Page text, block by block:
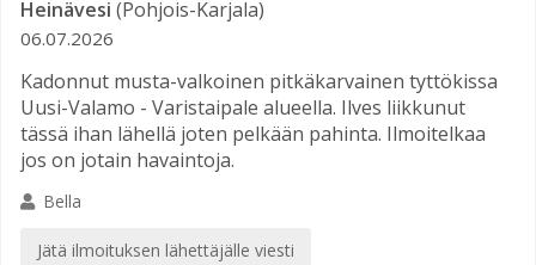
Heinävesi (Pohjois-Karjala)
06.07.2026
Kadonnut musta-valkoinen pitkäkarvainen tyttökissa
Uusi-Valamo - Varistaipale alueella. Ilves liikkunut
tässä ihan lähellä joten pelkään pahinta. Ilmoitelkaa
jos on jotain havaintoja.
Bella
Jätä ilmoituksen lähettäjälle viesti